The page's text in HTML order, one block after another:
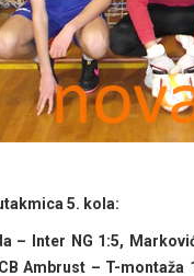
5. kola:
– Inter NG 1:5,
Ambrust – T-